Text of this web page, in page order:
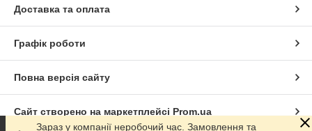
Доставка та оплата
Графік роботи
Повна версія сайту
Сайт створено на маркетплейсі Prom.ua
Зараз у компанії неробочий час. Замовлення та